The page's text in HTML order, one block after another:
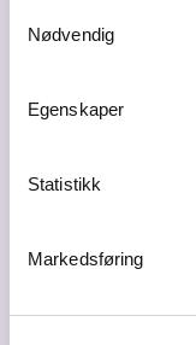
Nødvendig
Egenskaper
Statistikk
Markedsføring
Visjon
internasjonal
Utvikle og foredle
mer attraktiv for